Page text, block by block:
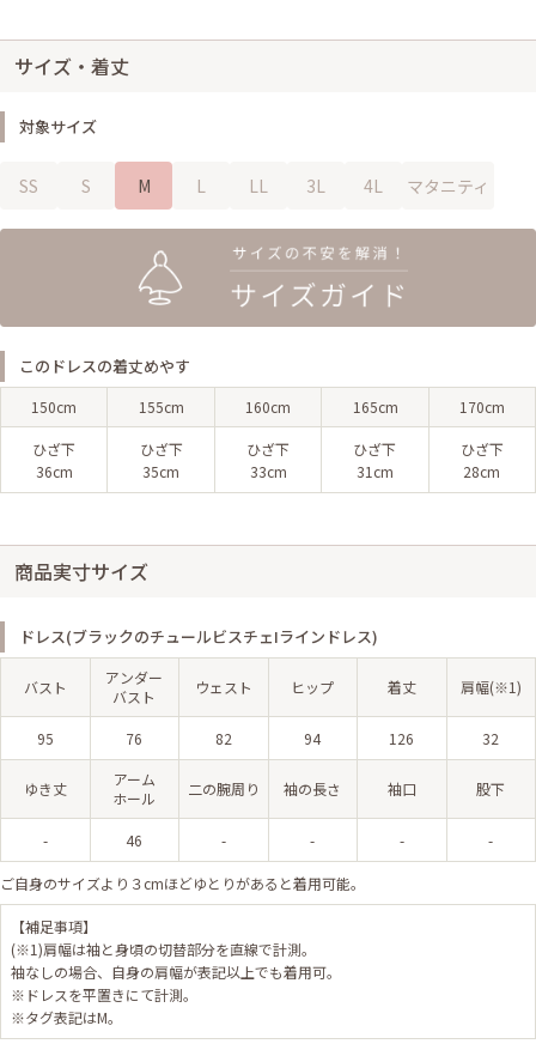
サイズ・着丈
対象サイズ
SS S M L LL 3L 4L マタニティ
このドレスの着丈めやす
150cm 155cm 160cm 165cm 170cm
ひざ下
36cm
ひざ下
35cm
ひざ下
33cm
ひざ下
31cm
ひざ下
28cm
商品実寸サイズ
ドレス(ブラックのチュールビスチェIラインドレス)
バスト
アンダー
バスト
ウェスト ヒップ 着丈 肩幅(※1)
95 76 82 94 126 32
ゆき丈
アーム
ホール
二の腕周り 袖の長さ 袖口 股下
- 46 - - - -
ご自身のサイズより３cmほどゆとりがあると着用可能。
【補足事項】
(※1)肩幅は袖と身頃の切替部分を直線で計測。
袖なしの場合、自身の肩幅が表記以上でも着用可。
※ドレスを平置きにて計測。
※タグ表記はM。